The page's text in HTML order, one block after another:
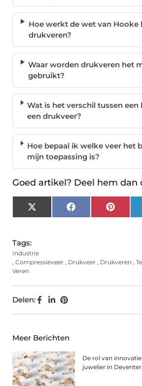
Hoe werkt de wet van Hooke
drukveren?
Waar worden drukveren het
gebruikt?
Wat is het verschil tussen een
een drukveer?
Hoe bepaal ik welke veer het
mijn toepassing is?
Goed artikel? Deel hem dan
X
(Twitter)
Facebook
Tags:
Industrie
, Compressieveer , Drukveer , Drukveren ,
Veren
Delen:
Meer Berichten
De rol van
juwelier in Deventer